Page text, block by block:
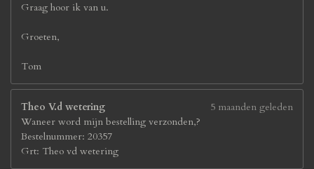
Graag hoor ik van u.
Groeten,
Tom
Theo V.d wetering
5 maanden geleden
Waneer word mijn bestelling verzonden,?
Bestelnummer: 20357
Grt: Theo vd wetering